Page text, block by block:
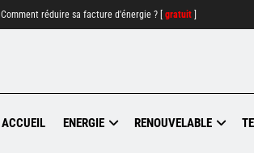
Comment réduire sa facture d'énergie ? [ gratuit
ACCUEIL ENERGIE RENOUVELABLE